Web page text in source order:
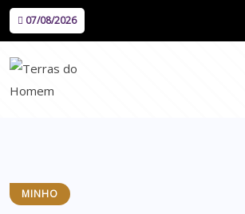
07/08/2026
MINHO